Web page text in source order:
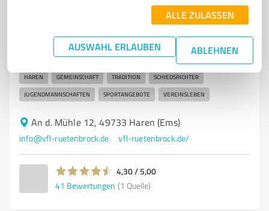
ALLE ZULASSEN
AUSWAHL ERLAUBEN ABLEHNEN
VFL Rütenbrock Haren (Ems)
VfL Rütenbrock – Sportverein für Fußball, Tischtennis
und Darts in Haren
VFL RÜTENBROCK SPORTVEREIN FUSSBALL
HAREN GEMEINSCHAFT TRADITION SCHIEDSRICHTER
JUGENDMANNSCHAFTEN SPORTANGEBOTE VEREINSLEBEN
An d. Mühle 12, 49733 Haren (Ems)
info@vfl-ruetenbrock.de vfl-ruetenbrock.de/
4,30 / 5,00
41 Bewertungen (1 Quelle)